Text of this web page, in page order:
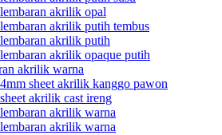
lembaran akrilik opal
lembaran akrilik putih tembus
lembaran akrilik putih
lembaran akrilik opaque putih
akrilik warna
4mm sheet akrilik kanggo pawon
sheet akrilik cast ireng
lembaran akrilik warna
lembaran akrilik warna